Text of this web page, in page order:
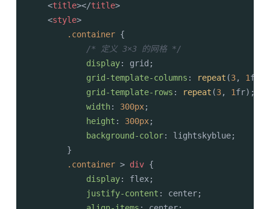
<title></title>
<style>
.container {
/* 定义 3×3 的网格 */
display: grid;
grid-template-columns : repeat (3, 1fr);
grid-template-rows : repeat (3, 1fr);
width: 300px;
height : 300px;
background-color: lightskyblue;
}
.container > div {
display: flex;
justify-content : center;